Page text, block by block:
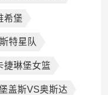
希堡
特星队
捷琳堡女篮
盖斯VS奥斯达